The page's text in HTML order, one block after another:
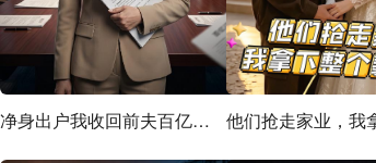
净身出户我收回前夫百亿订单